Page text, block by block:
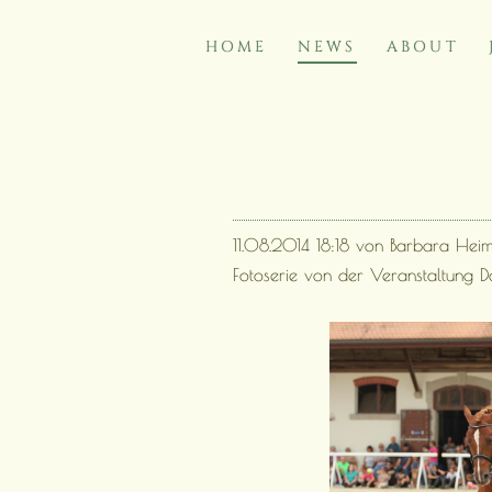
HOME NEWS ABOUT
11.08.2014 18:18von Barbara Heim
Fotoserie von der Veranstaltung